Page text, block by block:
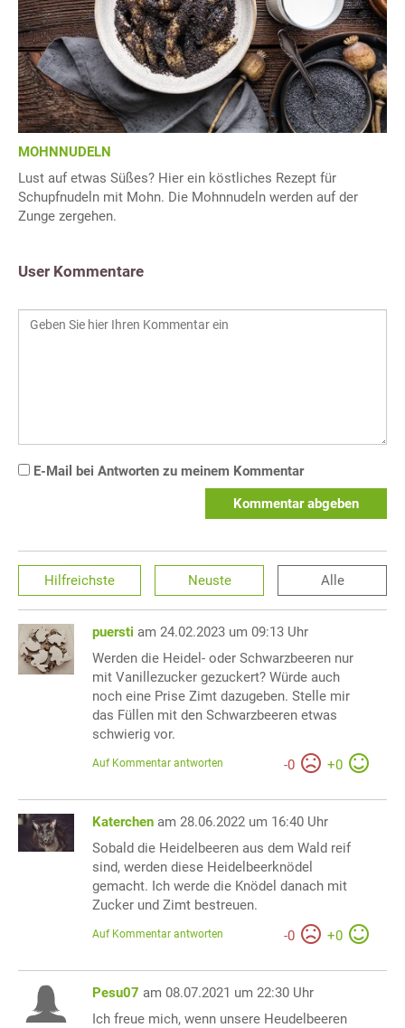
MOHNNUDELN
Lust auf etwas Süßes? Hier ein köstliches Rezept für
Schupfnudeln mit Mohn. Die Mohnnudeln werden auf der
Zunge zergehen.
User Kommentare
E-Mail bei Antworten zu meinem Kommentar
Kommentar abgeben
Hilfreichste Neuste Alle
puersti am 24.02.2023 um 09:13 Uhr
Werden die Heidel- oder Schwarzbeeren nur
mit Vanillezucker gezuckert? Würde auch
noch eine Prise Zimt dazugeben. Stelle mir
das Füllen mit den Schwarzbeeren etwas
schwierig vor.
-0 +0
Auf Kommentar antworten
Katerchen am 28.06.2022 um 16:40 Uhr
Sobald die Heidelbeeren aus dem Wald reif
sind, werden diese Heidelbeerknödel
gemacht. Ich werde die Knödel danach mit
Zucker und Zimt bestreuen.
-0 +0
Auf Kommentar antworten
Pesu07 am 08.07.2021 um 22:30 Uhr
Ich freue mich, wenn unsere Heudelbeeren